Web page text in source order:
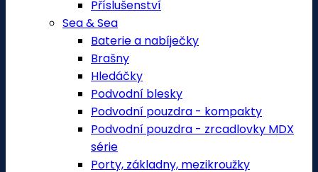
Příslušenství
Sea & Sea
Baterie a nabíječky
Brašny
Hledáčky
Podvodní blesky
Podvodní pouzdra - kompakty
Podvodní pouzdra - zrcadlovky MDX
série
Porty, základny, mezikroužky